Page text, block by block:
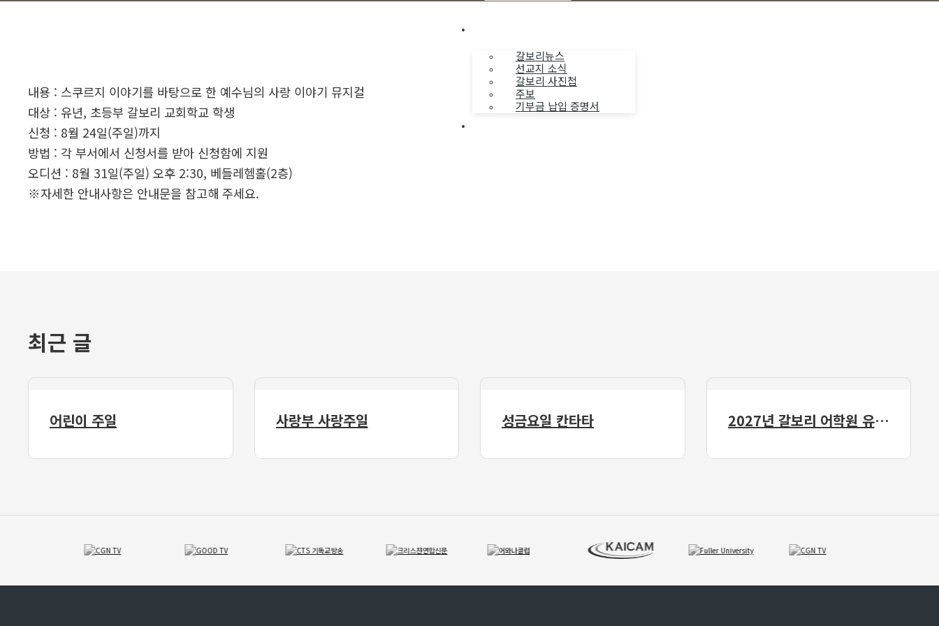
갈보리뉴스
선교지 소식
갈보리 사진첩
주보
기부금 납입 증명서
내용 : 스쿠르지 이야기를 바탕으로 한 예수님의 사랑 이야기 뮤지컬
대상 : 유년, 초등부 갈보리 교회학교 학생
신청 : 8월 24일(주일)까지
방법 : 각 부서에서 신청서를 받아 신청함에 지원
오디션 : 8월 31일(주일) 오후 2:30, 베들레헴홀(2층)
※자세한 안내사항은 안내문을 참고해 주세요.
최근 글
어린이 주일 사랑부 사랑주일 성금요일 칸타타 2027년 갈보리 어학원 유치부 신입생 모집